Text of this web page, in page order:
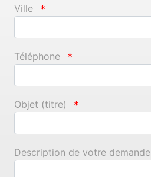
Ville *
Téléphone *
Objet (titre) *
Description de votre demande